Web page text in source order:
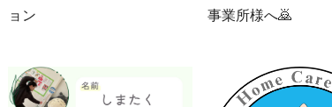
ョン
事業所様へ🙇